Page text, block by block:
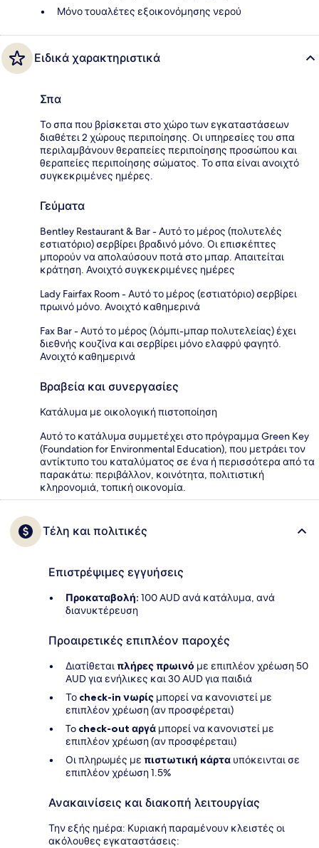
Μόνο τουαλέτες εξοικονόμησης νερού
Ειδικά χαρακτηριστικά
Σπα
Το σπα που βρίσκεται στο χώρο των εγκαταστάσεων
διαθέτει 2 χώρους περιποίησης. Οι υπηρεσίες του σπα
περιλαμβάνουν θεραπείες περιποίησης προσώπου και
θεραπείες περιποίησης σώματος. Το σπα είναι ανοιχτό
συγκεκριμένες ημέρες.
Γεύματα
Bentley Restaurant & Bar - Αυτό το μέρος (πολυτελές
εστιατόριο) σερβίρει βραδινό μόνο. Οι επισκέπτες
μπορούν να απολαύσουν ποτά στο μπαρ. Απαιτείται
κράτηση. Ανοιχτό συγκεκριμένες ημέρες
Lady Fairfax Room - Αυτό το μέρος (εστιατόριο) σερβίρει
πρωινό μόνο. Ανοιχτό καθημερινά
Fax Bar - Αυτό το μέρος (λόμπι-μπαρ πολυτελείας) έχει
διεθνής κουζίνα και σερβίρει μόνο ελαφρύ φαγητό.
Ανοιχτό καθημερινά
Βραβεία και συνεργασίες
Κατάλυμα με οικολογική πιστοποίηση
Αυτό το κατάλυμα συμμετέχει στο πρόγραμμα Green Key
(Foundation for Environmental Education), που μετράει τον
αντίκτυπο του καταλύματος σε ένα ή περισσότερα από τα
παρακάτω: περιβάλλον, κοινότητα, πολιτιστική
κληρονομιά, τοπική οικονομία.
Τέλη και πολιτικές
Επιστρέψιμες εγγυήσεις
Προκαταβολή: 100 AUD ανά κατάλυμα, ανά
διανυκτέρευση
Προαιρετικές επιπλέον παροχές
Διατίθεταιπλήρες πρωινό με επιπλέον χρέωση 50
AUD για ενήλικες και 30 AUD για παιδιά
Το check-in νωρίς μπορεί να κανονιστεί με
επιπλέον χρέωση (αν προσφέρεται)
To check-out αργά μπορεί να κανονιστεί με
επιπλέον χρέωση (αν προσφέρεταιι)
Οι πληρωμές με πιστωτική κάρτα υπόκεινται σε
επιπλέον χρέωση 1.5%
Ανακαινίσεις και διακοπή λειτουργίας
Την εξής ημέρα: Κυριακή παραμένουν κλειστές οι
ακόλουθες εγκαταστάσεις: